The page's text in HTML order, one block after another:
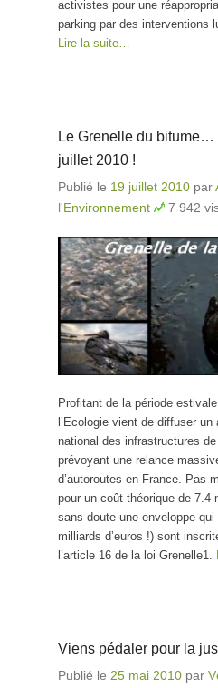
activistes pour une
parking par des interventions
Lire la suite…
Le Grenelle du bitume…
juillet 2010 !
Publié le 19 juillet 2010 par
l'Environnement
7 942
Profitant de la période
l’Ecologie vient de diffuser
national des infrastructures
prévoyant une relance
d’autoroutes en France. Pas
pour un coût théorique de 7.4
sans doute une enveloppe
milliards d’euros !) sont
l’article 16 de la loi Grenelle1.
Viens pédaler pour la
Publié le 25 mai 2010 par